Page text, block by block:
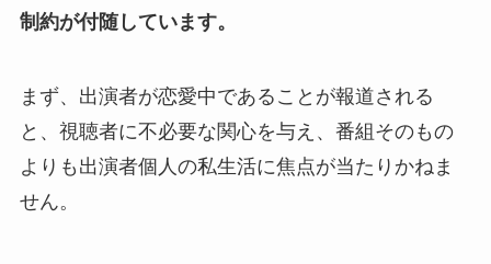
制約が付随しています。
まず、出演者が恋愛中であることが報道される
と、視聴者に不必要な関心を与え、番組そのもの
よりも出演者個人の私生活に焦点が当たりかねま
せん。